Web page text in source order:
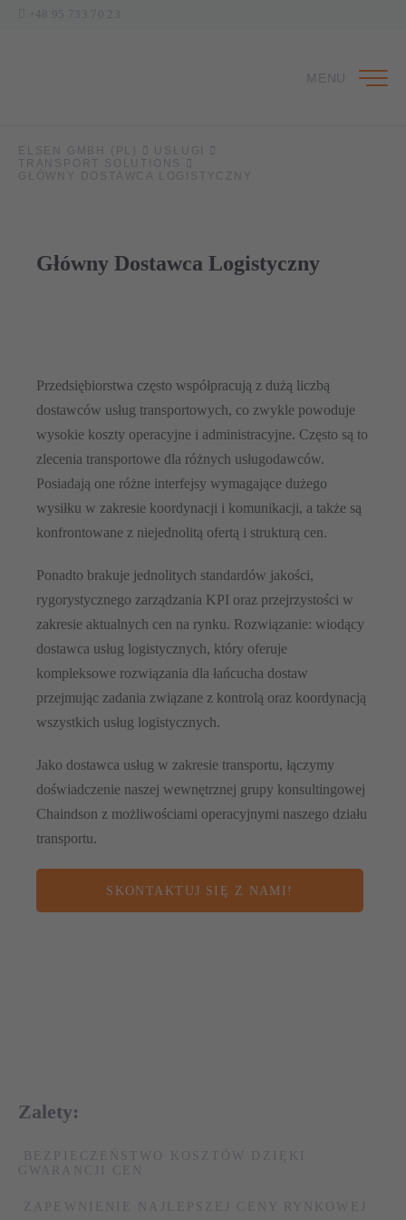
MENU
ELSEN GMBH (PL)
USŁUGI
TRANSPORT SOLUTIONS
GŁÓWNY DOSTAWCA LOGISTYCZNY
Główny Dostawca Logistyczny
Przedsiębiorstwa często współpracują z dużą liczbą
dostawców usług transportowych, co zwykle powoduje
wysokie koszty operacyjne i administracyjne. Często są to
zlecenia transportowe dla różnych usługodawców.
Posiadają one różne interfejsy wymagające dużego
wysiłku w zakresie koordynacji i komunikacji, a także są
konfrontowane z niejednolitą ofertą i strukturą cen.
Ponadto brakuje jednolitych standardów jakości,
rygorystycznego zarządzania KPI oraz przejrzystości w
zakresie aktualnych cen na rynku. Rozwiązanie: wiodący
dostawca usług logistycznych, który oferuje
kompleksowe rozwiązania dla łańcucha dostaw
przejmując zadania związane z kontrolą oraz koordynacją
wszystkich usług logistycznych.
Jako dostawca usług w zakresie transportu, łączymy
doświadczenie naszej wewnętrznej grupy konsultingowej
Chaindson z możliwościami operacyjnymi naszego działu
transportu.
SKONTAKTUJ SIĘ Z NAMI!
Zalety:
BEZPIECZEŃSTWO KOSZTÓW DZIĘKI
GWARANCJI CEN
ZAPEWNIENIE NAJLEPSZEJ CENY RYNKOWEJ